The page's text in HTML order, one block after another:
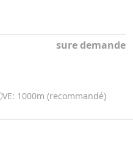
sure demande
VE: 1000m (recommandé)